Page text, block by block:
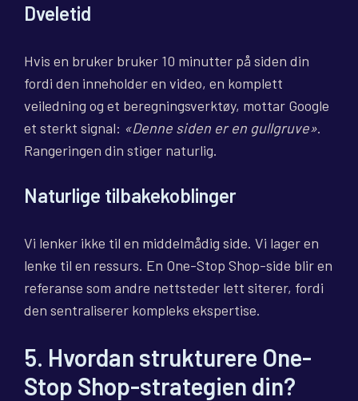
Dveletid
Hvis en bruker bruker 10 minutter på siden din
fordi den inneholder en video, en komplett
veiledning og et beregningsverktøy, mottar Google
et sterkt signal: «Denne siden er en gullgruve».
Rangeringen din stiger naturlig.
Naturlige tilbakekoblinger
Vi lenker ikke til en middelmådig side. Vi lager en
lenke til en ressurs. En One-Stop Shop-side blir en
referanse som andre nettsteder lett siterer, fordi
den sentraliserer kompleks ekspertise.
5. Hvordan strukturere One-
Stop Shop-strategien din?